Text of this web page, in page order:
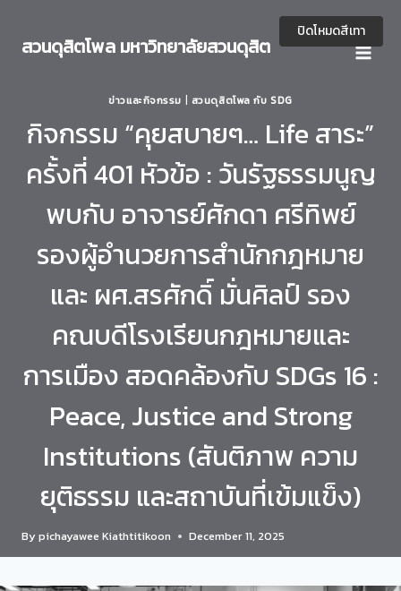
content
สวนดุสิตโพล มหาวิทยาลัยสวนดุสิต
ข่าวและกิจกรรม สวนดุสิตโพล กับ SDG
กิจกรรม “คุยสบายๆ… Life สาระ”
ครั้งที่ 401 หัวข้อ : วันรัฐธรรมนูญ
พบกับ อาจารย์ศักดา ศรีทิพย์
รองผู้อำนวยการสำนักกฎหมาย
และ ผศ.สรศักดิ์ มั่นศิลป์ รอง
คณบดีโรงเรียนกฎหมายและ
การเมือง สอดคล้องกับ SDGs 16 :
Peace, Justice and Strong
Institutions (สันติภาพ ความ
ยุติธรรม และสถาบันที่เข้มแข็ง)
By pichayawee Kiathtitikoon December 11, 2025
ปิดโหมดสีเทา